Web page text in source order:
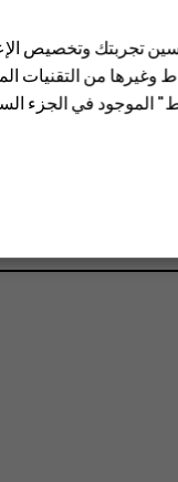
تعرضك، يوصى
على مزيد من
تجربتك وتخصيص
من التقنيات
الموجود في الجزء